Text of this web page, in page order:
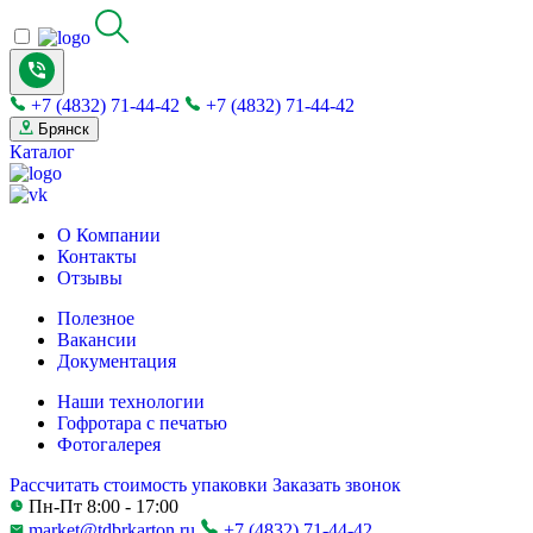
+7 (4832) 71-44-42 +7 (4832) 71-44-42
Брянск
Каталог
О Компании
Контакты
Отзывы
Полезное
Вакансии
Документация
Наши технологии
Гофротара с печатью
Фотогалерея
Рассчитать стоимость упаковки Заказать звонок
Пн-Пт 8:00 - 17:00